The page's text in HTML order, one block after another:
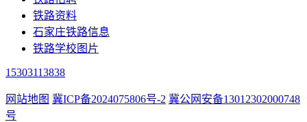
铁路资料
石家庄铁路信息
铁路学校图片
15303113838
网站地图 冀ICP备2024075806号-2 冀公网安备13012302000748
号